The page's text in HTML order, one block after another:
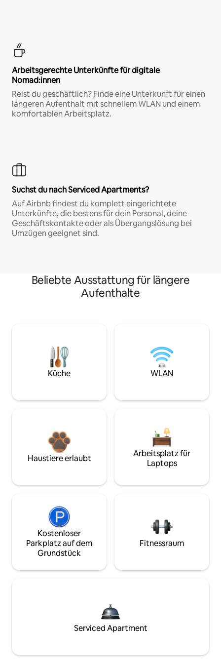
Arbeitsgerechte Unterkünfte für digitale
Nomad:innen
Reist du geschäftlich? Finde eine Unterkunft für einen
längeren Aufenthalt mit schnellem WLAN und einem
komfortablen Arbeitsplatz.
Suchst du nach Serviced Apartments?
Auf Airbnb findest du komplett eingerichtete
Unterkünfte, die bestens für dein Personal, deine
Geschäftskontakte oder als Übergangslösung bei
Umzügen geeignet sind.
Beliebte Ausstattung für längere
Aufenthalte
Küche WLAN
Haustiere erlaubt
Arbeitsplatz für
Laptops
Kostenloser
Parkplatz auf dem
Grundstück
Fitnessraum
Serviced Apartment